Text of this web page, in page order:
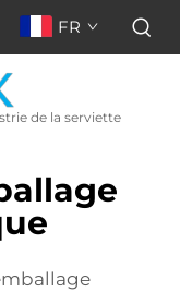
FR
de la serviette